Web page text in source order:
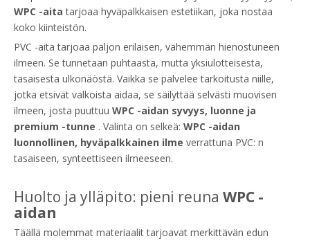
WPC -aitatarjoaa hyväpalkkaisen estetiikan, joka nostaa
koko kiinteistön.
PVC -aita tarjoaa paljon erilaisen, vähemmän hienostuneen
ilmeen. Se tunnetaan puhtaasta, mutta yksiulotteisesta,
tasaisesta ulkonäöstä. Vaikka se palvelee tarkoitusta niille,
jotka etsivät valkoista aidaa, se säilyttää selvästi muovisen
ilmeen, josta puuttuu WPC -aidan syvyys, luonne ja
premium -tunne . Valinta on selkeä: WPC -aidan
luonnollinen, hyväpalkkainen ilme verrattuna PVC: n
tasaiseen, synteettiseen ilmeeseen.
Huolto ja ylläpito: pieni reuna WPC -
aidan
Täällä molemmat materiaalit tarjoavat merkittävän edun